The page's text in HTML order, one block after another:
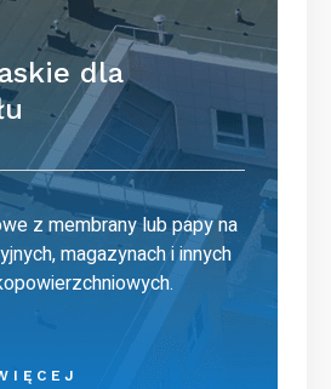
dla
z membrany lub papy na
magazynach i innych